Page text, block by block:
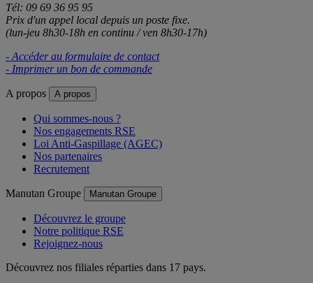
Tél: 09 69 36 95 95
Prix d'un appel local depuis un poste fixe.
(lun-jeu 8h30-18h en continu / ven 8h30-17h)
- Accéder au formulaire de contact
- Imprimer un bon de commande
A propos A propos
Qui sommes-nous ?
Nos engagements RSE
Loi Anti-Gaspillage (AGEC)
Nos partenaires
Recrutement
Manutan Groupe Manutan Groupe
Découvrez le groupe
Notre politique RSE
Rejoignez-nous
Découvrez nos filiales réparties dans 17 pays.